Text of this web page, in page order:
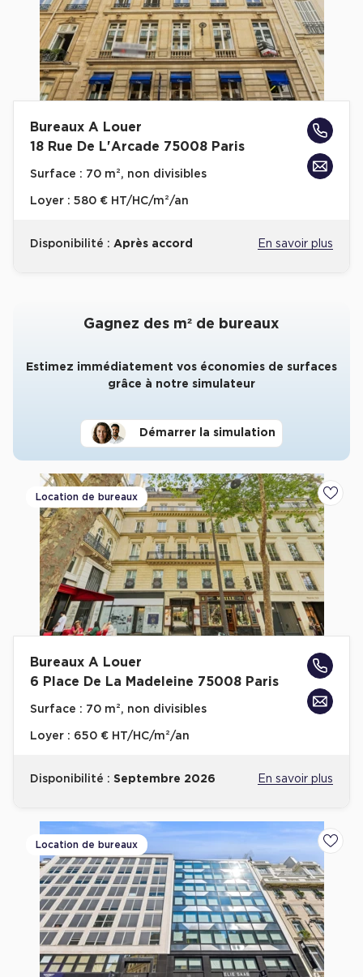
Bureaux A Louer
18 Rue De L'Arcade 75008 Paris
Surface : 70 m², non divisibles
Loyer : 580 € HT/HC/m²/an
Disponibilité : Après accord En savoir plus
Gagnez des m² de bureaux
Estimez immédiatement vos économies de surfaces
grâce à notre simulateur
Démarrer la simulation
Location de bureaux
Bureaux A Louer
6 Place De La Madeleine 75008 Paris
Surface : 70 m², non divisibles
Loyer : 650 € HT/HC/m²/an
Disponibilité : Septembre 2026 En savoir plus
Location de bureaux